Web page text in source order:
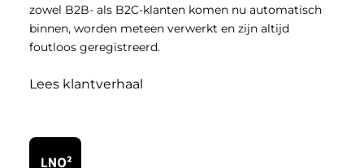
zowel B2B- als B2C-klanten komen nu automatisch
binnen, worden meteen verwerkt en zijn altijd
foutloos geregistreerd.
Lees klantverhaal